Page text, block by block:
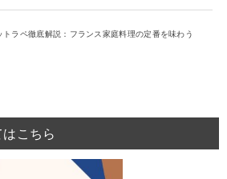
トラペ徹底解説：フランス家庭料理の定番を味わう
こちら